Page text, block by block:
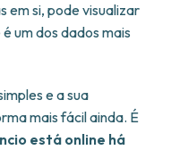
em si, pode visualizar
um dos dados mais
e a sua
mais fácil ainda. É
está online há